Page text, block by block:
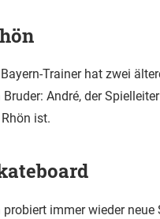
Trainer hat zwei
André, der
ist.
probiert immer wieder neue